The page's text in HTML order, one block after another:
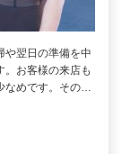
や翌日の準備を中
。お客様の来店も
なめです。その…